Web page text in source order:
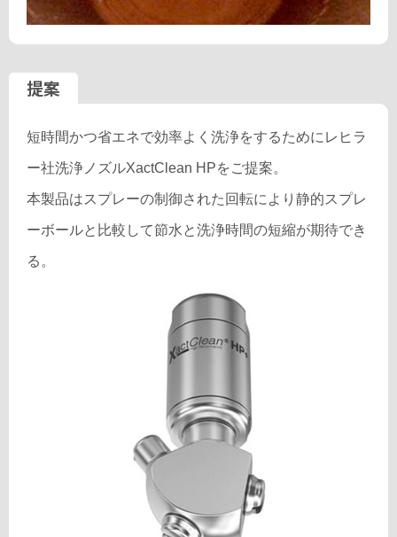
提案
短時間かつ省エネで効率よく洗浄をするためにレヒラ
ー社洗浄ノズルXactClean HPをご提案。
本製品はスプレーの制御された回転により静的スプレ
ーボールと比較して節水と洗浄時間の短縮が期待でき
る。